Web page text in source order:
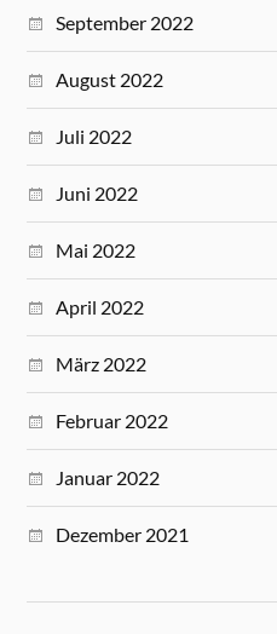
September 2022
August 2022
Juli 2022
Juni 2022
Mai 2022
April 2022
März 2022
Februar 2022
Januar 2022
Dezember 2021